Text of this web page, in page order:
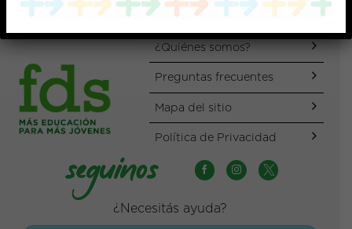
¿Quiénes somos?
Preguntas frecuentes
Mapa del sitio
Política de Privacidad
¿Necesitás ayuda?